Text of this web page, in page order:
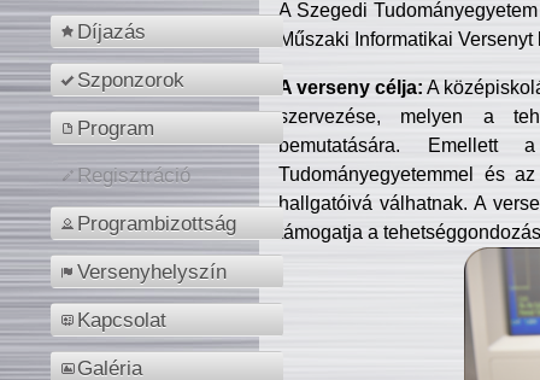
Díjazás
Szponzorok
Program
Regisztráció
Programbizottság
Versenyhelyszín
Kapcsolat
Galéria
A Szegedi
Műszaki Informatikai
A verseny célja: A
szervezése, melyen a
bemutatására. Emellett
Tudományegyetemmel és
hallgatóivá válhatnak. A
támogatja a